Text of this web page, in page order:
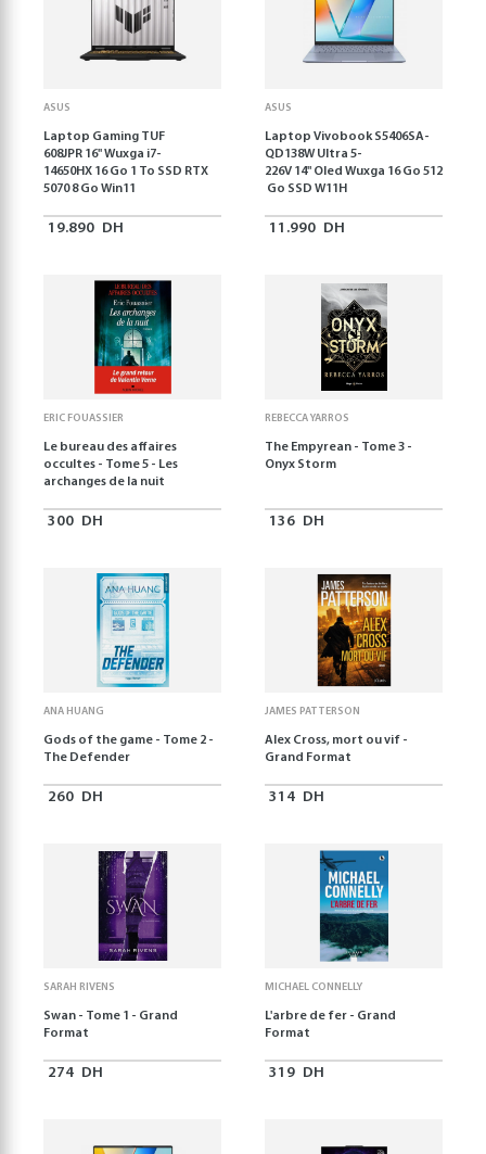
ASUS
Laptop Gaming TUF
608JPR 16'' Wuxga i7-
14650HX 16 Go 1 To SSD RTX
5070 8 Go Win11
19.890 DH
ASUS
Laptop Vivobook S5406SA-
QD138W Ultra 5-
226V 14" Oled Wuxga 16 Go 512
Go SSD W11H
11.990 DH
ERIC FOUASSIER
Le bureau des affaires
occultes - Tome 5 - Les
archanges de la nuit
300 DH
REBECCA YARROS
The Empyrean - Tome 3 -
Onyx Storm
136 DH
ANA HUANG
Gods of the game - Tome 2 -
The Defender
260 DH
JAMES PATTERSON
Alex Cross, mort ou vif -
Grand Format
314 DH
SARAH RIVENS
Swan - Tome 1 - Grand
Format
274 DH
MICHAEL CONNELLY
L'arbre de fer - Grand
Format
319 DH